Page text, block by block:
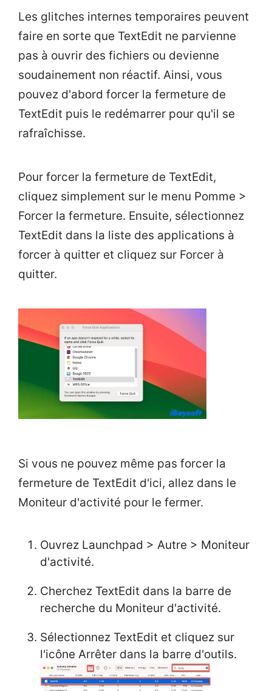
Les glitches internes temporaires peuvent
faire en sorte que TextEdit ne parvienne
pas à ouvrir des fichiers ou devienne
soudainement non réactif. Ainsi, vous
pouvez d'abord forcer la fermeture de
TextEdit puis le redémarrer pour qu'il se
rafraîchisse.
Pour forcer la fermeture de TextEdit,
cliquez simplement sur le menu Pomme >
Forcer la fermeture. Ensuite, sélectionnez
TextEdit dans la liste des applications à
forcer à quitter et cliquez sur Forcer à
quitter.
Si vous ne pouvez même pas forcer la
fermeture de TextEdit d'ici, allez dans le
Moniteur d'activité pour le fermer.
Ouvrez Launchpad > Autre > Moniteur
d'activité.
Cherchez TextEdit dans la barre de
recherche du Moniteur d'activité.
Sélectionnez TextEdit et cliquez sur
l'icône Arrêter dans la barre d'outils.